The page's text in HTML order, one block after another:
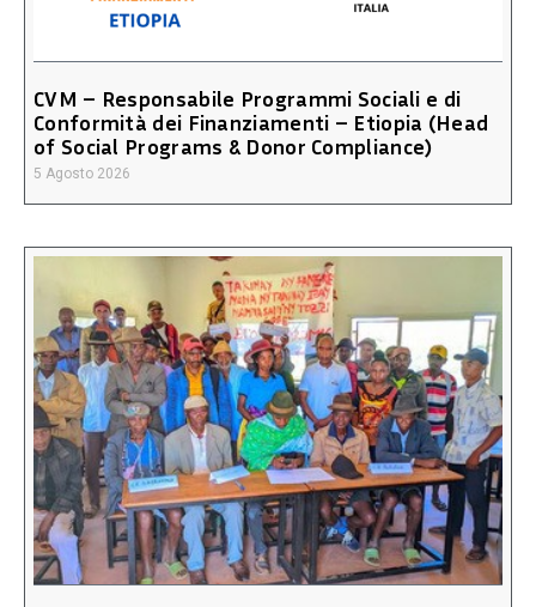
CVM – Responsabile Programmi Sociali e di
Conformità dei Finanziamenti – Etiopia (Head
of Social Programs & Donor Compliance)
5 Agosto 2026